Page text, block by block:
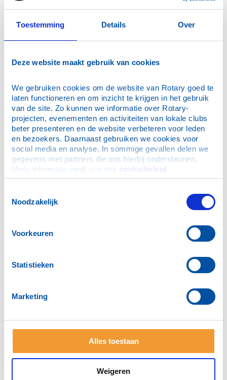
Toestemming Details Over
Deze website maakt gebruik van cookies
We gebruiken cookies om de website van Rotary goed te
laten functioneren en om inzicht te krijgen in het gebruik
van de site. Zo kunnen we informatie over Rotary-
projecten, evenementen en activiteiten van lokale clubs
beter presenteren en de website verbeteren voor leden
en bezoekers. Daarnaast gebruiken we cookies voor
social media en analyse. In sommige gevallen delen we
gegevens met partners die ons hierbij ondersteunen.
Meer informatie vindt u in ons cookiebeleid
Noodzakelijk
Voorkeuren
Statistieken
Marketing
Alles toestaan
Weigeren
18 april IHE Delft
70 jaar 's Gravenhage-Oost
Openclubavond 17 maart
Samen in actie voor de Roparun 2026
π dag in het hart van ons District 1600
Open Club Avond Wateringen
Open avond 3 november Delft Koningsveld
24 mei Jeu de Boules
Slaapzakken voor Daklozen
Santa Run Delft 14 december
Communicatie Award 2026
TRF Seminar 13 november
Santa Run Delft
Early Bird Charity Rally 2026
Benefiet met Sjaak Bral
RC Vlaardingen 70 jaar
Benefietconcert 23 januari
IHE Students join Santa Run